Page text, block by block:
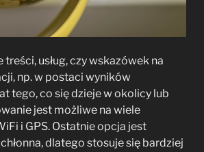
usług, czy wskazówek na
np. w postaci wyników
tego, co się dzieje w okolicy lub
jest możliwe na wiele
i GPS. Ostatnie opcja jest
dlatego stosuje się bardziej